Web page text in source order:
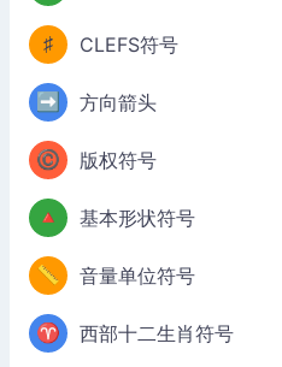
♯ CLEFS符号
➡️ 方向箭头
©️ 版权符号
🔺 基本形状符号
📏 音量单位符号
♈ 西部十二生肖符号